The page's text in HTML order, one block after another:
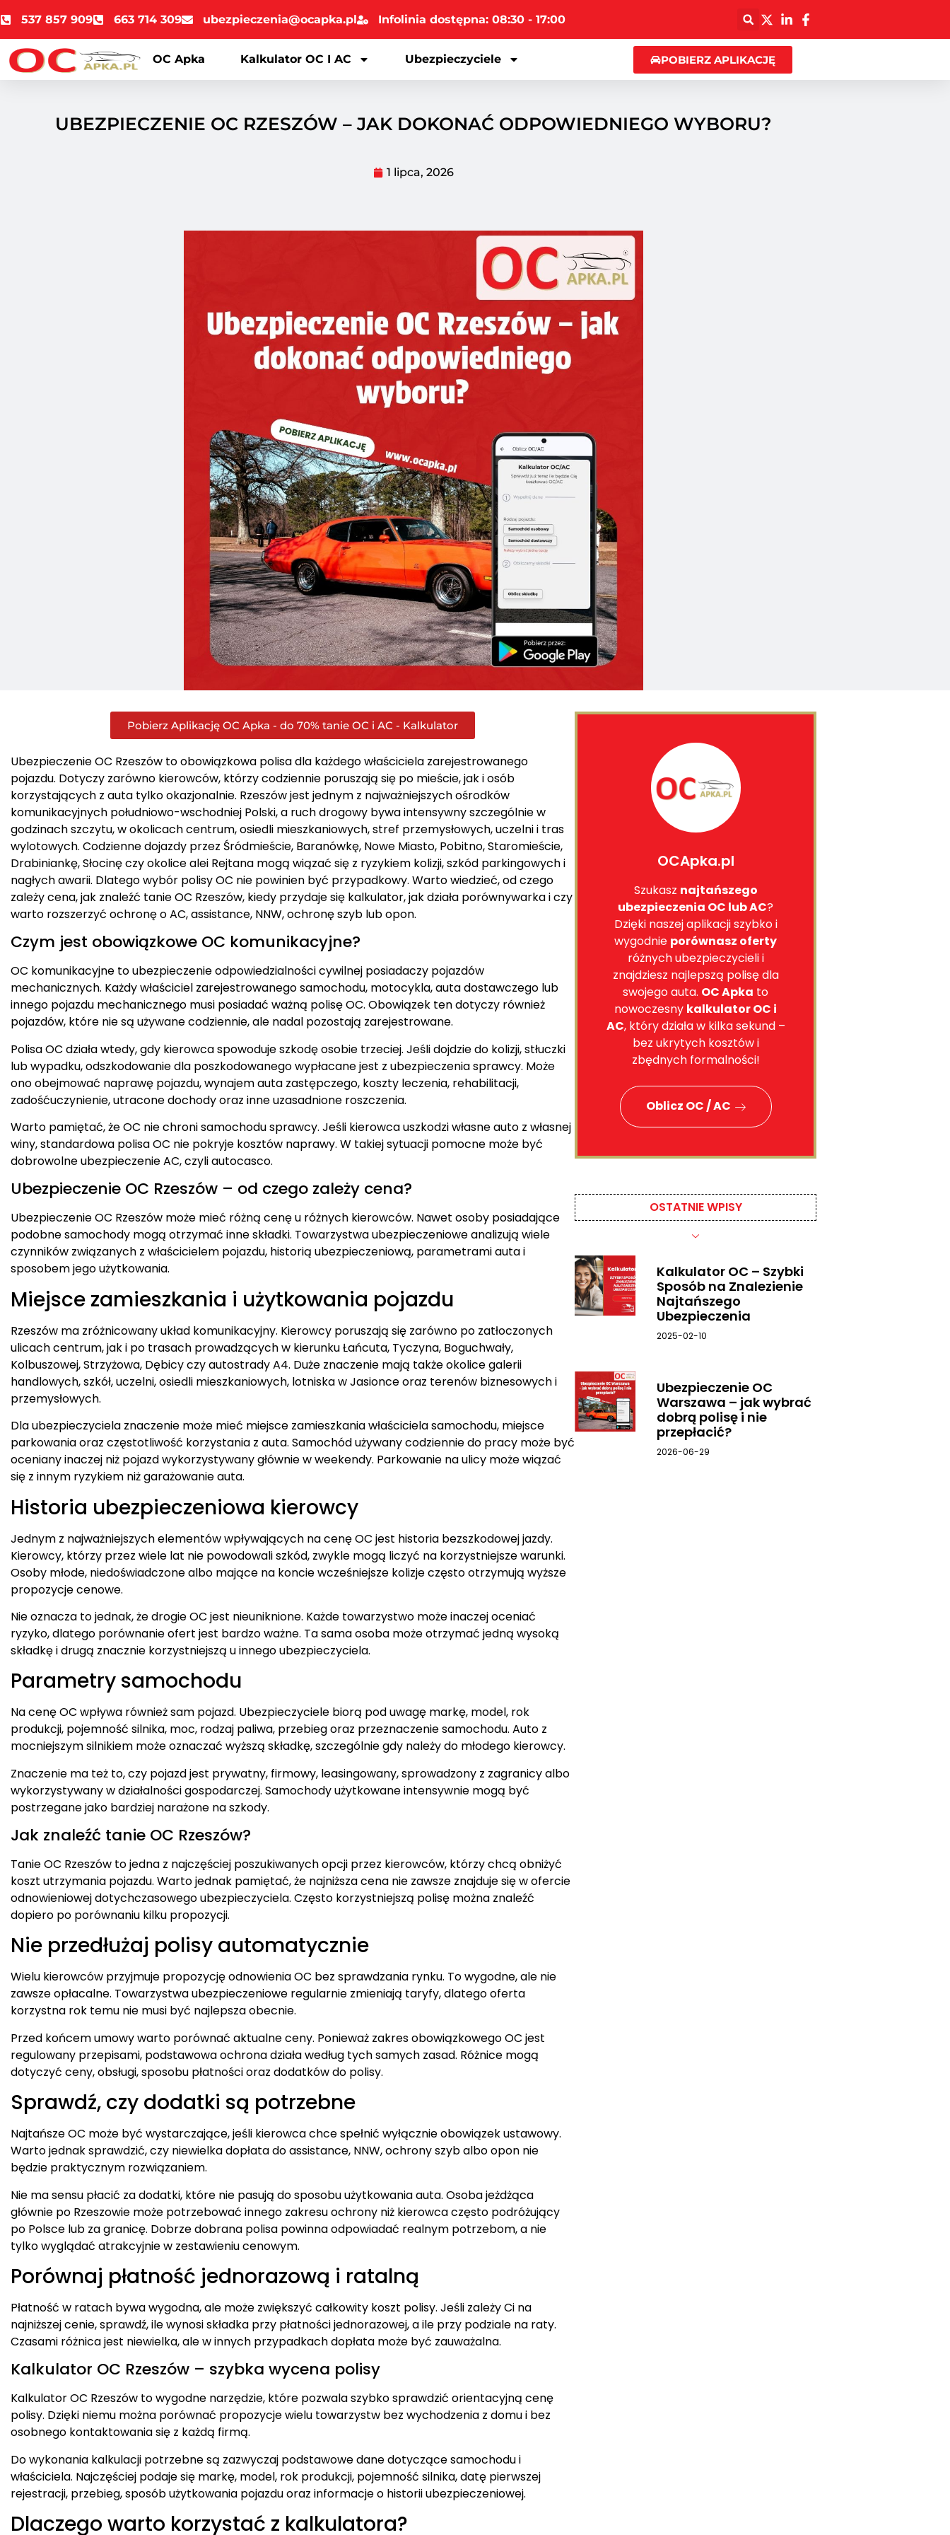
537 857 909 663 714 309 ubezpieczenia@ocapka.pl Infolinia dostępna: 08:30 - 17:00
OC Apka Kalkulator OC I AC Ubezpieczyciele POBIERZ APLIKACJĘ
UBEZPIECZENIE OC RZESZÓW – JAK DOKONAĆ ODPOWIEDNIEGO WYBORU?
1 lipca, 2026
Pobierz Aplikację OC Apka - do 70% tanie OC i AC - Kalkulator
Ubezpieczenie OC Rzeszów to obowiązkowa polisa dla każdego właściciela zarejestrowanego
pojazdu. Dotyczy zarówno kierowców, którzy codziennie poruszają się po mieście, jak i osób
korzystających z auta tylko okazjonalnie. Rzeszów jest jednym z najważniejszych ośrodków
komunikacyjnych południowo-wschodniej Polski, a ruch drogowy bywa intensywny szczególnie w
godzinach szczytu, w okolicach centrum, osiedli mieszkaniowych, stref przemysłowych, uczelni i tras
wylotowych. Codzienne dojazdy przez Śródmieście, Baranówkę, Nowe Miasto, Pobitno, Staromieście,
Drabiniankę, Słocinę czy okolice alei Rejtana mogą wiązać się z ryzykiem kolizji, szkód parkingowych i
nagłych awarii. Dlatego wybór polisy OC nie powinien być przypadkowy. Warto wiedzieć, od czego
zależy cena, jak znaleźć tanie OC Rzeszów, kiedy przydaje się kalkulator, jak działa porównywarka i czy
warto rozszerzyć ochronę o AC, assistance, NNW, ochronę szyb lub opon.
Czym jest obowiązkowe OC komunikacyjne?
OC komunikacyjne to ubezpieczenie odpowiedzialności cywilnej posiadaczy pojazdów
mechanicznych. Każdy właściciel zarejestrowanego samochodu, motocykla, auta dostawczego lub
innego pojazdu mechanicznego musi posiadać ważną polisę OC. Obowiązek ten dotyczy również
pojazdów, które nie są używane codziennie, ale nadal pozostają zarejestrowane.
Polisa OC działa wtedy, gdy kierowca spowoduje szkodę osobie trzeciej. Jeśli dojdzie do kolizji, stłuczki
lub wypadku, odszkodowanie dla poszkodowanego wypłacane jest z ubezpieczenia sprawcy. Może
ono obejmować naprawę pojazdu, wynajem auta zastępczego, koszty leczenia, rehabilitacji,
zadośćuczynienie, utracone dochody oraz inne uzasadnione roszczenia.
Warto pamiętać, że OC nie chroni samochodu sprawcy. Jeśli kierowca uszkodzi własne auto z własnej
winy, standardowa polisa OC nie pokryje kosztów naprawy. W takiej sytuacji pomocne może być
dobrowolne ubezpieczenie AC, czyli autocasco.
Ubezpieczenie OC Rzeszów – od czego zależy cena?
Ubezpieczenie OC Rzeszów może mieć różną cenę u różnych kierowców. Nawet osoby posiadające
podobne samochody mogą otrzymać inne składki. Towarzystwa ubezpieczeniowe analizują wiele
czynników związanych z właścicielem pojazdu, historią ubezpieczeniową, parametrami auta i
sposobem jego użytkowania.
Miejsce zamieszkania i użytkowania pojazdu
Rzeszów ma zróżnicowany układ komunikacyjny. Kierowcy poruszają się zarówno po zatłoczonych
ulicach centrum, jak i po trasach prowadzących w kierunku Łańcuta, Tyczyna, Boguchwały,
Kolbuszowej, Strzyżowa, Dębicy czy autostrady A4. Duże znaczenie mają także okolice galerii
handlowych, szkół, uczelni, osiedli mieszkaniowych, lotniska w Jasionce oraz terenów biznesowych i
przemysłowych.
Dla ubezpieczyciela znaczenie może mieć miejsce zamieszkania właściciela samochodu, miejsce
parkowania oraz częstotliwość korzystania z auta. Samochód używany codziennie do pracy może być
oceniany inaczej niż pojazd wykorzystywany głównie w weekendy. Parkowanie na ulicy może wiązać
się z innym ryzykiem niż garażowanie auta.
Historia ubezpieczeniowa kierowcy
Jednym z najważniejszych elementów wpływających na cenę OC jest historia bezszkodowej jazdy.
Kierowcy, którzy przez wiele lat nie powodowali szkód, zwykle mogą liczyć na korzystniejsze warunki.
Osoby młode, niedoświadczone albo mające na koncie wcześniejsze kolizje często otrzymują wyższe
propozycje cenowe.
Nie oznacza to jednak, że drogie OC jest nieuniknione. Każde towarzystwo może inaczej oceniać
ryzyko, dlatego porównanie ofert jest bardzo ważne. Ta sama osoba może otrzymać jedną wysoką
składkę i drugą znacznie korzystniejszą u innego ubezpieczyciela.
Parametry samochodu
Na cenę OC wpływa również sam pojazd. Ubezpieczyciele biorą pod uwagę markę, model, rok
produkcji, pojemność silnika, moc, rodzaj paliwa, przebieg oraz przeznaczenie samochodu. Auto z
mocniejszym silnikiem może oznaczać wyższą składkę, szczególnie gdy należy do młodego kierowcy.
Znaczenie ma też to, czy pojazd jest prywatny, firmowy, leasingowany, sprowadzony z zagranicy albo
wykorzystywany w działalności gospodarczej. Samochody użytkowane intensywnie mogą być
postrzegane jako bardziej narażone na szkody.
Jak znaleźć tanie OC Rzeszów?
Tanie OC Rzeszów to jedna z najczęściej poszukiwanych opcji przez kierowców, którzy chcą obniżyć
koszt utrzymania pojazdu. Warto jednak pamiętać, że najniższa cena nie zawsze znajduje się w ofercie
odnowieniowej dotychczasowego ubezpieczyciela. Często korzystniejszą polisę można znaleźć
dopiero po porównaniu kilku propozycji.
Nie przedłużaj polisy automatycznie
Wielu kierowców przyjmuje propozycję odnowienia OC bez sprawdzania rynku. To wygodne, ale nie
zawsze opłacalne. Towarzystwa ubezpieczeniowe regularnie zmieniają taryfy, dlatego oferta
korzystna rok temu nie musi być najlepsza obecnie.
Przed końcem umowy warto porównać aktualne ceny. Ponieważ zakres obowiązkowego OC jest
regulowany przepisami, podstawowa ochrona działa według tych samych zasad. Różnice mogą
dotyczyć ceny, obsługi, sposobu płatności oraz dodatków do polisy.
Sprawdź, czy dodatki są potrzebne
Najtańsze OC może być wystarczające, jeśli kierowca chce spełnić wyłącznie obowiązek ustawowy.
Warto jednak sprawdzić, czy niewielka dopłata do assistance, NNW, ochrony szyb albo opon nie
będzie praktycznym rozwiązaniem.
Nie ma sensu płacić za dodatki, które nie pasują do sposobu użytkowania auta. Osoba jeżdżąca
głównie po Rzeszowie może potrzebować innego zakresu ochrony niż kierowca często podróżujący
po Polsce lub za granicę. Dobrze dobrana polisa powinna odpowiadać realnym potrzebom, a nie
tylko wyglądać atrakcyjnie w zestawieniu cenowym.
Porównaj płatność jednorazową i ratalną
Płatność w ratach bywa wygodna, ale może zwiększyć całkowity koszt polisy. Jeśli zależy Ci na
najniższej cenie, sprawdź, ile wynosi składka przy płatności jednorazowej, a ile przy podziale na raty.
Czasami różnica jest niewielka, ale w innych przypadkach dopłata może być zauważalna.
Kalkulator OC Rzeszów – szybka wycena polisy
Kalkulator OC Rzeszów to wygodne narzędzie, które pozwala szybko sprawdzić orientacyjną cenę
polisy. Dzięki niemu można porównać propozycje wielu towarzystw bez wychodzenia z domu i bez
osobnego kontaktowania się z każdą firmą.
Do wykonania kalkulacji potrzebne są zazwyczaj podstawowe dane dotyczące samochodu i
właściciela. Najczęściej podaje się markę, model, rok produkcji, pojemność silnika, datę pierwszej
rejestracji, przebieg, sposób użytkowania pojazdu oraz informacje o historii ubezpieczeniowej.
Dlaczego warto korzystać z kalkulatora?
OCApka.pl
Szukasz najtańszego
ubezpieczenia OC lub AC?
Dzięki naszej aplikacji szybko i
wygodnie porównasz oferty
różnych ubezpieczycieli i
znajdziesz najlepszą polisę dla
swojego auta. OC Apka to
nowoczesny kalkulator OC i
AC, który działa w kilka sekund –
bez ukrytych kosztów i
zbędnych formalności!
Oblicz OC / AC
OSTATNIE WPISY​
Kalkulator OC – Szybki
Sposób na Znalezienie
Najtańszego
Ubezpieczenia
2025-02-10
Ubezpieczenie OC
Warszawa – jak wybrać
dobrą polisę i nie
przepłacić?
2026-06-29